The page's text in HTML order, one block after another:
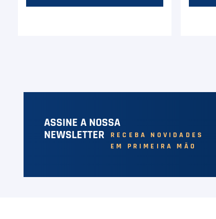
ASSINE A NOSSA
NEWSLETTER
RECEBA NOVIDADES
EM PRIMEIRA MÃO